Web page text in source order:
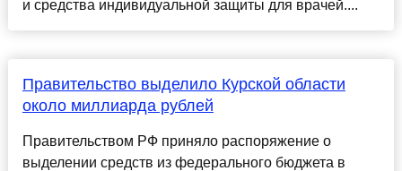
и средства индивидуальной защиты для врачей....
Правительство выделило Курской области
около миллиарда рублей
Правительством РФ приняло распоряжение о
выделении средств из федерального бюджета в